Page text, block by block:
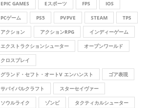
C
EPIC GAMES Eスポーツ FPS IOS
PCゲーム PS5 PVPVE STEAM TPS
アクション アクションRPG インディーゲーム
エクストラクションシューター オープンワールド
クロスプレイ
グランド・セフト・オートV エンハンスト ゴア表現
サバイバルクラフト スターセイヴァー
ソウルライク ゾンビ タクティカルシューター